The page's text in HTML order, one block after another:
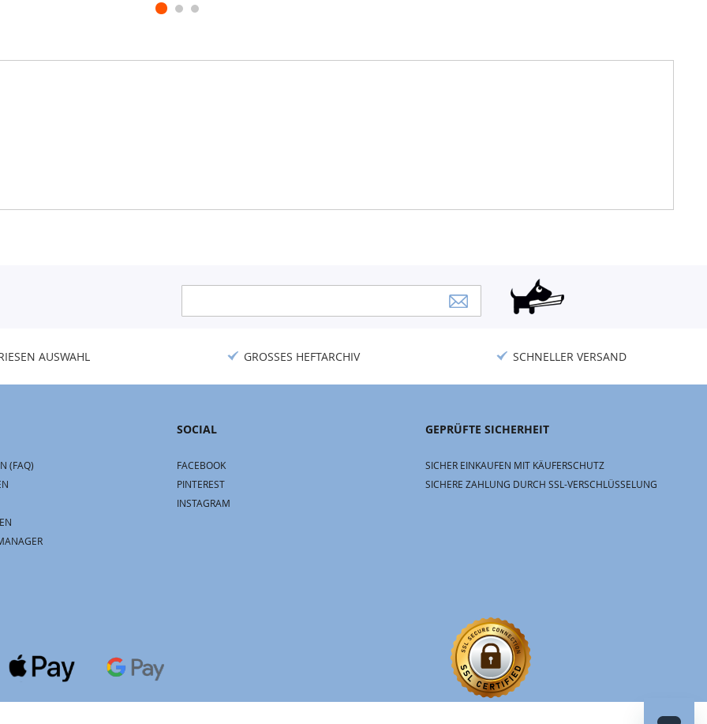
Newsletter:
AUSWAHL GROSSES HEFTARCHIV SCHNELLER VERSAND
(FAQ)
SOCIAL
FACEBOOK
PINTEREST
INSTAGRAM
GEPRÜFTE SICHERHEIT
SICHER EINKAUFEN MIT KÄUFERSCHUTZ
SICHERE ZAHLUNG DURCH SSL-VERSCHLÜSSELUNG